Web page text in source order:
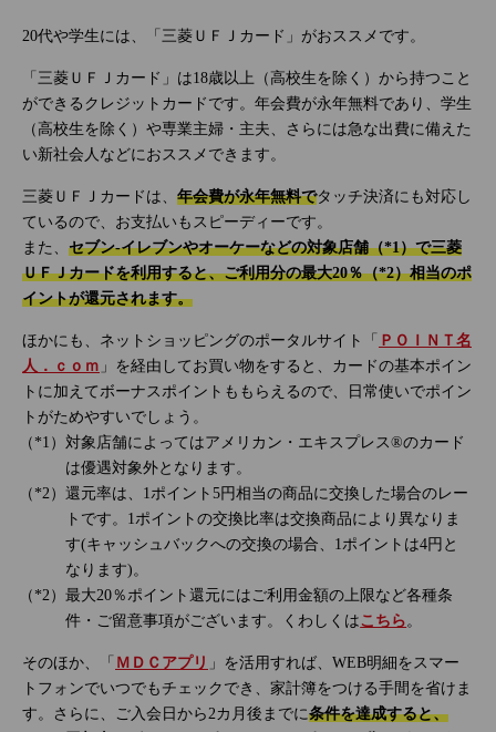
20代や学生には、「三菱ＵＦＪカード」がおススメです。
「三菱ＵＦＪカード」は18歳以上（高校生を除く）から持つこと
ができるクレジットカードです。年会費が永年無料であり、学生
（高校生を除く）や専業主婦・主夫、さらには急な出費に備えた
い新社会人などにおススメできます。
三菱ＵＦＪカードは、 年会費が永年無料でタッチ決済にも対応し
ているので、お支払いもスピーディーです。
また、 セブン‐イレブンやオーケーなどの対象店舗（*1）で三菱
ＵＦＪカードを利用すると、ご利用分の最大20％（*2）相当のポ
イントが還元されます。
ほかにも、ネットショッピングのポータルサイト「
ＰＯＩＮＴ名
人．ｃｏｍ 」を経由してお買い物をすると、カードの基本ポイン
トに加えてボーナスポイントももらえるので、日常使いでポイン
トがためやすいでしょう。
対象店舗によってはアメリカン・エキスプレス®のカード
は優遇対象外となります。
還元率は、1ポイント5円相当の商品に交換した場合のレー
トです。1ポイントの交換比率は交換商品により異なりま
す(キャッシュバックへの交換の場合、1ポイントは4円と
なります)。
最大20％ポイント還元にはご利用金額の上限など各種条
件・ご留意事項がございます。くわしくはこちら。
そのほか、「 ＭＤＣアプリ 」を活用すれば、WEB明細をスマー
トフォンでいつでもチェックでき、家計簿をつける手間を省けま
す。さらに、ご入会日から2カ月後までに条件を達成すると、